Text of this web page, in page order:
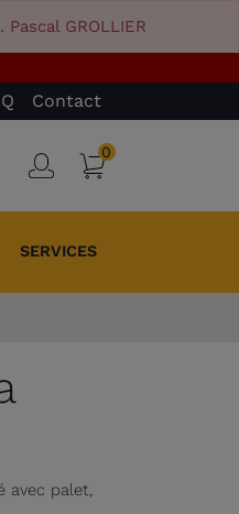
GROLLIER
Contact
Connexion
Panier
0
SERVICES
avec palet,